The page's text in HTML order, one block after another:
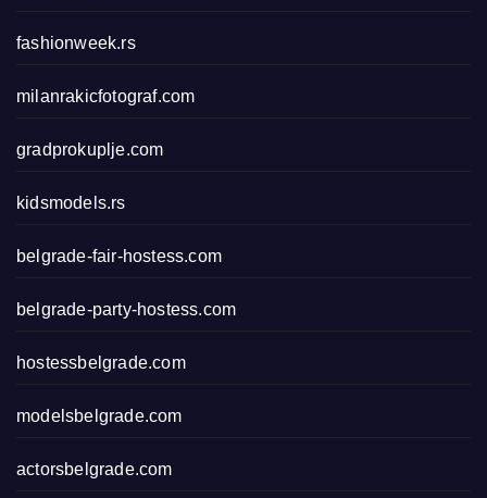
fashionweek.rs
milanrakicfotograf.com
gradprokuplje.com
kidsmodels.rs
belgrade-fair-hostess.com
belgrade-party-hostess.com
hostessbelgrade.com
modelsbelgrade.com
actorsbelgrade.com